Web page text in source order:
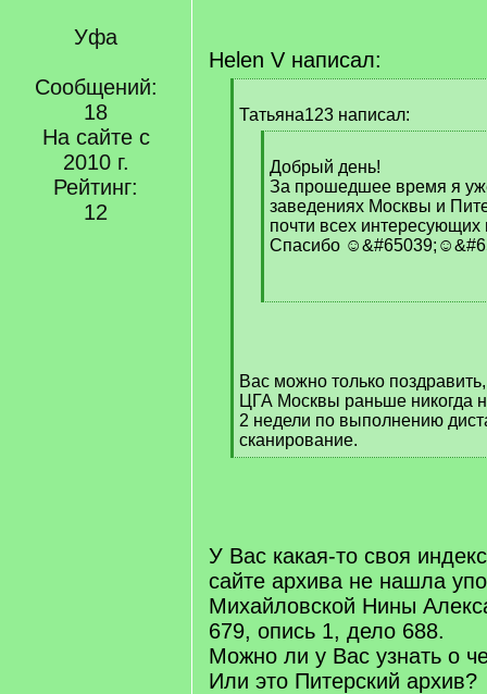
Уфа
Сообщений:
18
На сайте с
2010 г.
Рейтинг:
12
Helen V написал:
q
Татьяна123 написал:
q
]
Добрый день!
За прошедшее время я
заведениях Москвы и
почти всех
Спасибо
[
Вас можно только
ЦГА Москвы раньше никогда
2 недели по выполнению
сканирование.
[
У Вас какая-то своя
сайте архива не нашла
Михайловской Нины
679, опись 1, дело 688.
Можно ли у Вас узнать о
Или это Питерский архив?